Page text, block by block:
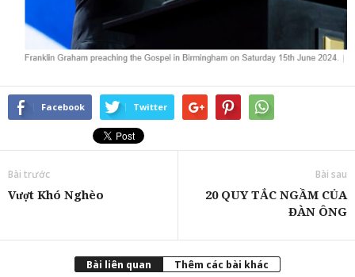
Facebook Twitter
Bài trước
Vượt Khó Nghèo
Bài sau
20 QUY TẮC NGẦM CỦA
ĐÀN ÔNG
Bài liên quan Thêm các bài khác